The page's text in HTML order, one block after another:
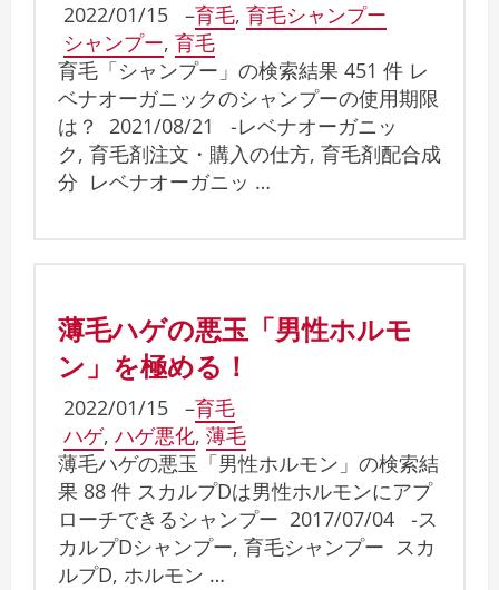
2022/01/15 –育毛, 育毛シャンプー
シャンプー, 育毛
育毛「シャンプー」の検索結果 451 件 レ
ベナオーガニックのシャンプーの使用期限
は？ 2021/08/21 -レベナオーガニッ
ク, 育毛剤注文・購入の仕方, 育毛剤配合成
分 レベナオーガニッ …
薄毛ハゲの悪玉「男性ホルモ
ン」を極める！
2022/01/15 –育毛
ハゲ, ハゲ悪化, 薄毛
薄毛ハゲの悪玉「男性ホルモン」の検索結
果 88 件 スカルプDは男性ホルモンにアプ
ローチできるシャンプー 2017/07/04 -ス
カルプDシャンプー, 育毛シャンプー スカ
ルプD, ホルモン …